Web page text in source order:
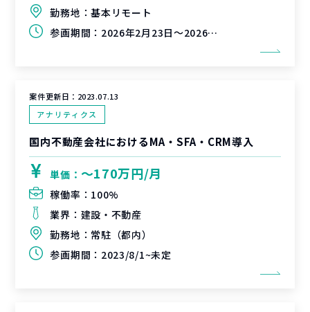
勤務地：基本リモート
参画期間： 2026年2月23日～2026年5月31日
案件更新日： 2023.07.13
アナリティクス
国内不動産会社におけるMA・SFA・CRM導入
単価： 〜170万円/月
稼働率： 100%
業界： 建設・不動産
勤務地： 常駐（都内）
参画期間： 2023/8/1~未定